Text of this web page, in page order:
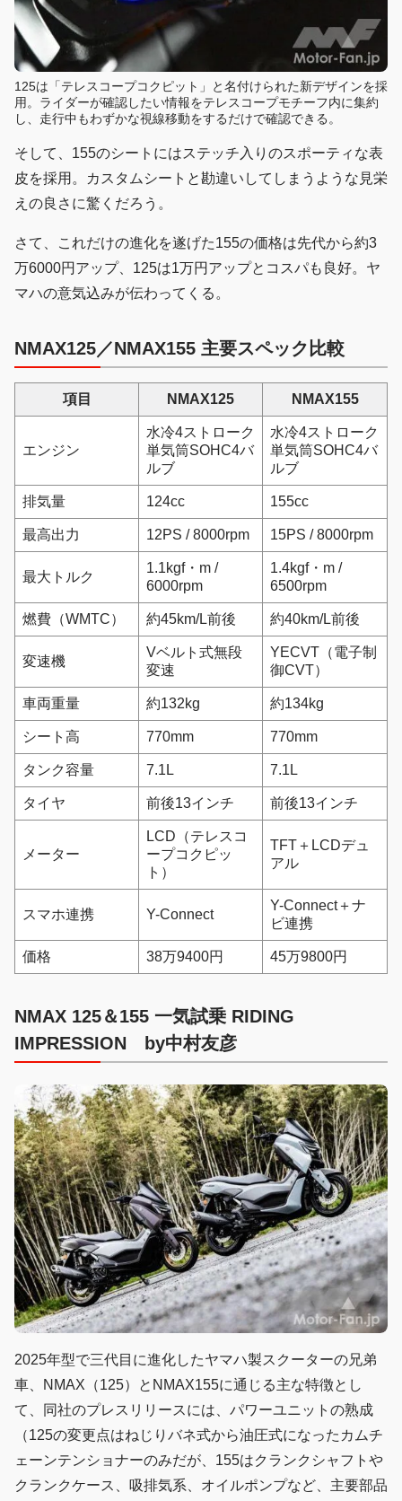
125は「テレスコープコクピット」と名付けられた新デザインを採
用。ライダーが確認したい情報をテレスコープモチーフ内に集約
し、走行中もわずかな視線移動をするだけで確認できる。
そして、155のシートにはステッチ入りのスポーティな表
皮を採用。カスタムシートと勘違いしてしまうような見栄
えの良さに驚くだろう。
さて、これだけの進化を遂げた155の価格は先代から約3
万6000円アップ、125は1万円アップとコスパも良好。ヤ
マハの意気込みが伝わってくる。
NMAX125／NMAX155 主要スペック比較
項目 NMAX125 NMAX155
エンジン
水冷4ストローク
単気筒SOHC4バ
ルブ
水冷4ストローク
単気筒SOHC4バ
ルブ
排気量 124cc 155cc
最高出力 12PS / 8000rpm 15PS / 8000rpm
最大トルク
1.1kgf・m /
6000rpm
1.4kgf・m /
6500rpm
燃費（WMTC） 約45km/L前後 約40km/L前後
変速機
Vベルト式無段
変速
YECVT（電子制
御CVT）
車両重量 約132kg 約134kg
シート高 770mm 770mm
タンク容量 7.1L 7.1L
タイヤ 前後13インチ 前後13インチ
メーター
LCD（テレスコ
ープコクピッ
ト）
TFT＋LCDデュ
アル
スマホ連携 Y-Connect
Y-Connect＋ナ
ビ連携
価格 38万9400円 45万9800円
NMAX 125＆155 一気試乗 RIDING
IMPRESSION by中村友彦
2025年型で三代目に進化したヤマハ製スクーターの兄弟
車、NMAX（125）とNMAX155に通じる主な特徴とし
て、同社のプレスリリースには、パワーユニットの熟成
（125の変更点はねじりバネ式から油圧式になったカムチ
ェーンテンショナーのみだが、155はクランクシャフトや
クランクケース、吸排気系、オイルポンプなど、主要部品